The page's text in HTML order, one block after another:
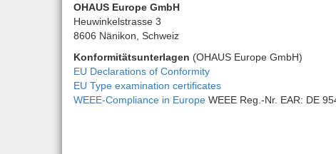
OHAUS Europe GmbH
Heuwinkelstrasse 3
8606 Nänikon, Schweiz
Konformitätsunterlagen (OHAUS Europe GmbH)
EU Declarations of Conformity
EU Type examination certificates
WEEE-Compliance in Europe WEEE Reg.-Nr. EAR: DE